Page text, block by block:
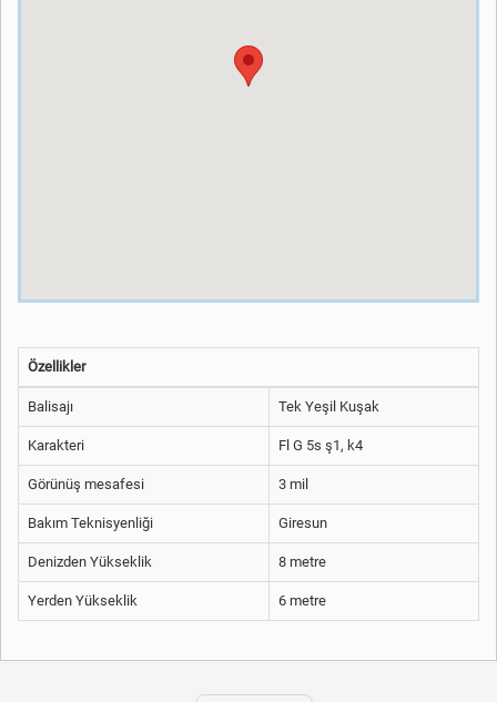
Özellikler
Balisajı Tek Yeşil Kuşak
Karakteri Fl G 5s ş1, k4
Görünüş mesafesi 3 mil
Bakım Teknisyenliği Giresun
Denizden Yükseklik 8 metre
Yerden Yükseklik 6 metre